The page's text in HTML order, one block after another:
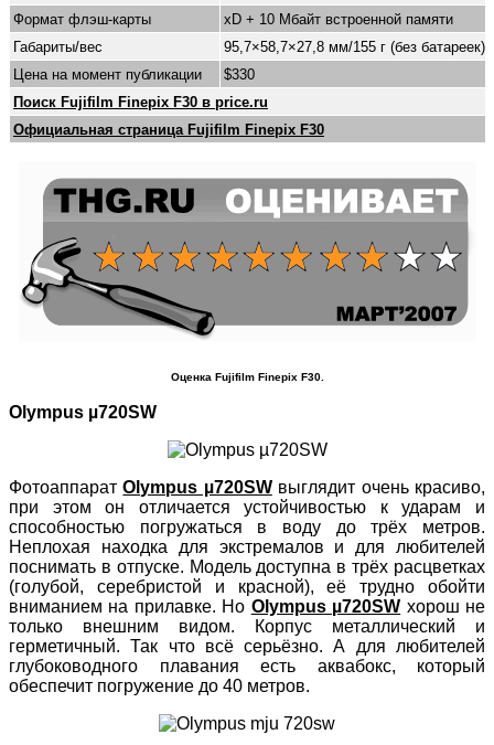
Формат флэш-карты
xD + 10 Мбайт встроенной памяти
Габариты/вес
95,7×58,7×27,8 мм/155 г (без батареек)
Цена на момент публикации
$330
Поиск Fujifilm Finepix F30 в price.ru
Официальная страница Fujifilm Finepix F30
Оценка Fujifilm Finepix F30.
Olympus µ720SW
ФотоаппаратOlympus µ720SWвыглядит очень красиво,
при этом он отличается устойчивостью к ударам и
способностью погружаться в воду до трёх метров.
Неплохая находка для экстремалов и для любителей
поснимать в отпуске. Модель доступна в трёх расцветках
(голубой, серебристой и красной), её трудно обойти
вниманием на прилавке. Но Olympus µ720SW хорош не
только внешним видом. Корпус металлический и
герметичный. Так что всё серьёзно. А для любителей
глубоководного плавания есть аквабокс, который
обеспечит погружение до 40 метров.